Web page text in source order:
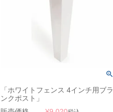
「ホワイトフェンス 4インチ用ブラ
ンクポスト」